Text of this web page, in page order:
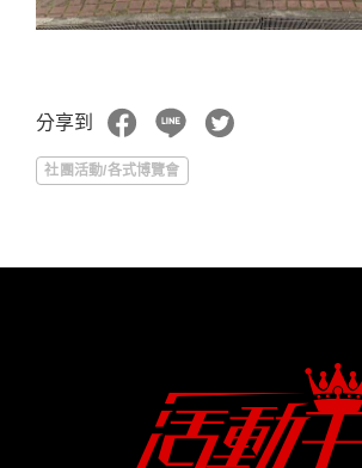
分享到
社團活動/各式博覽會